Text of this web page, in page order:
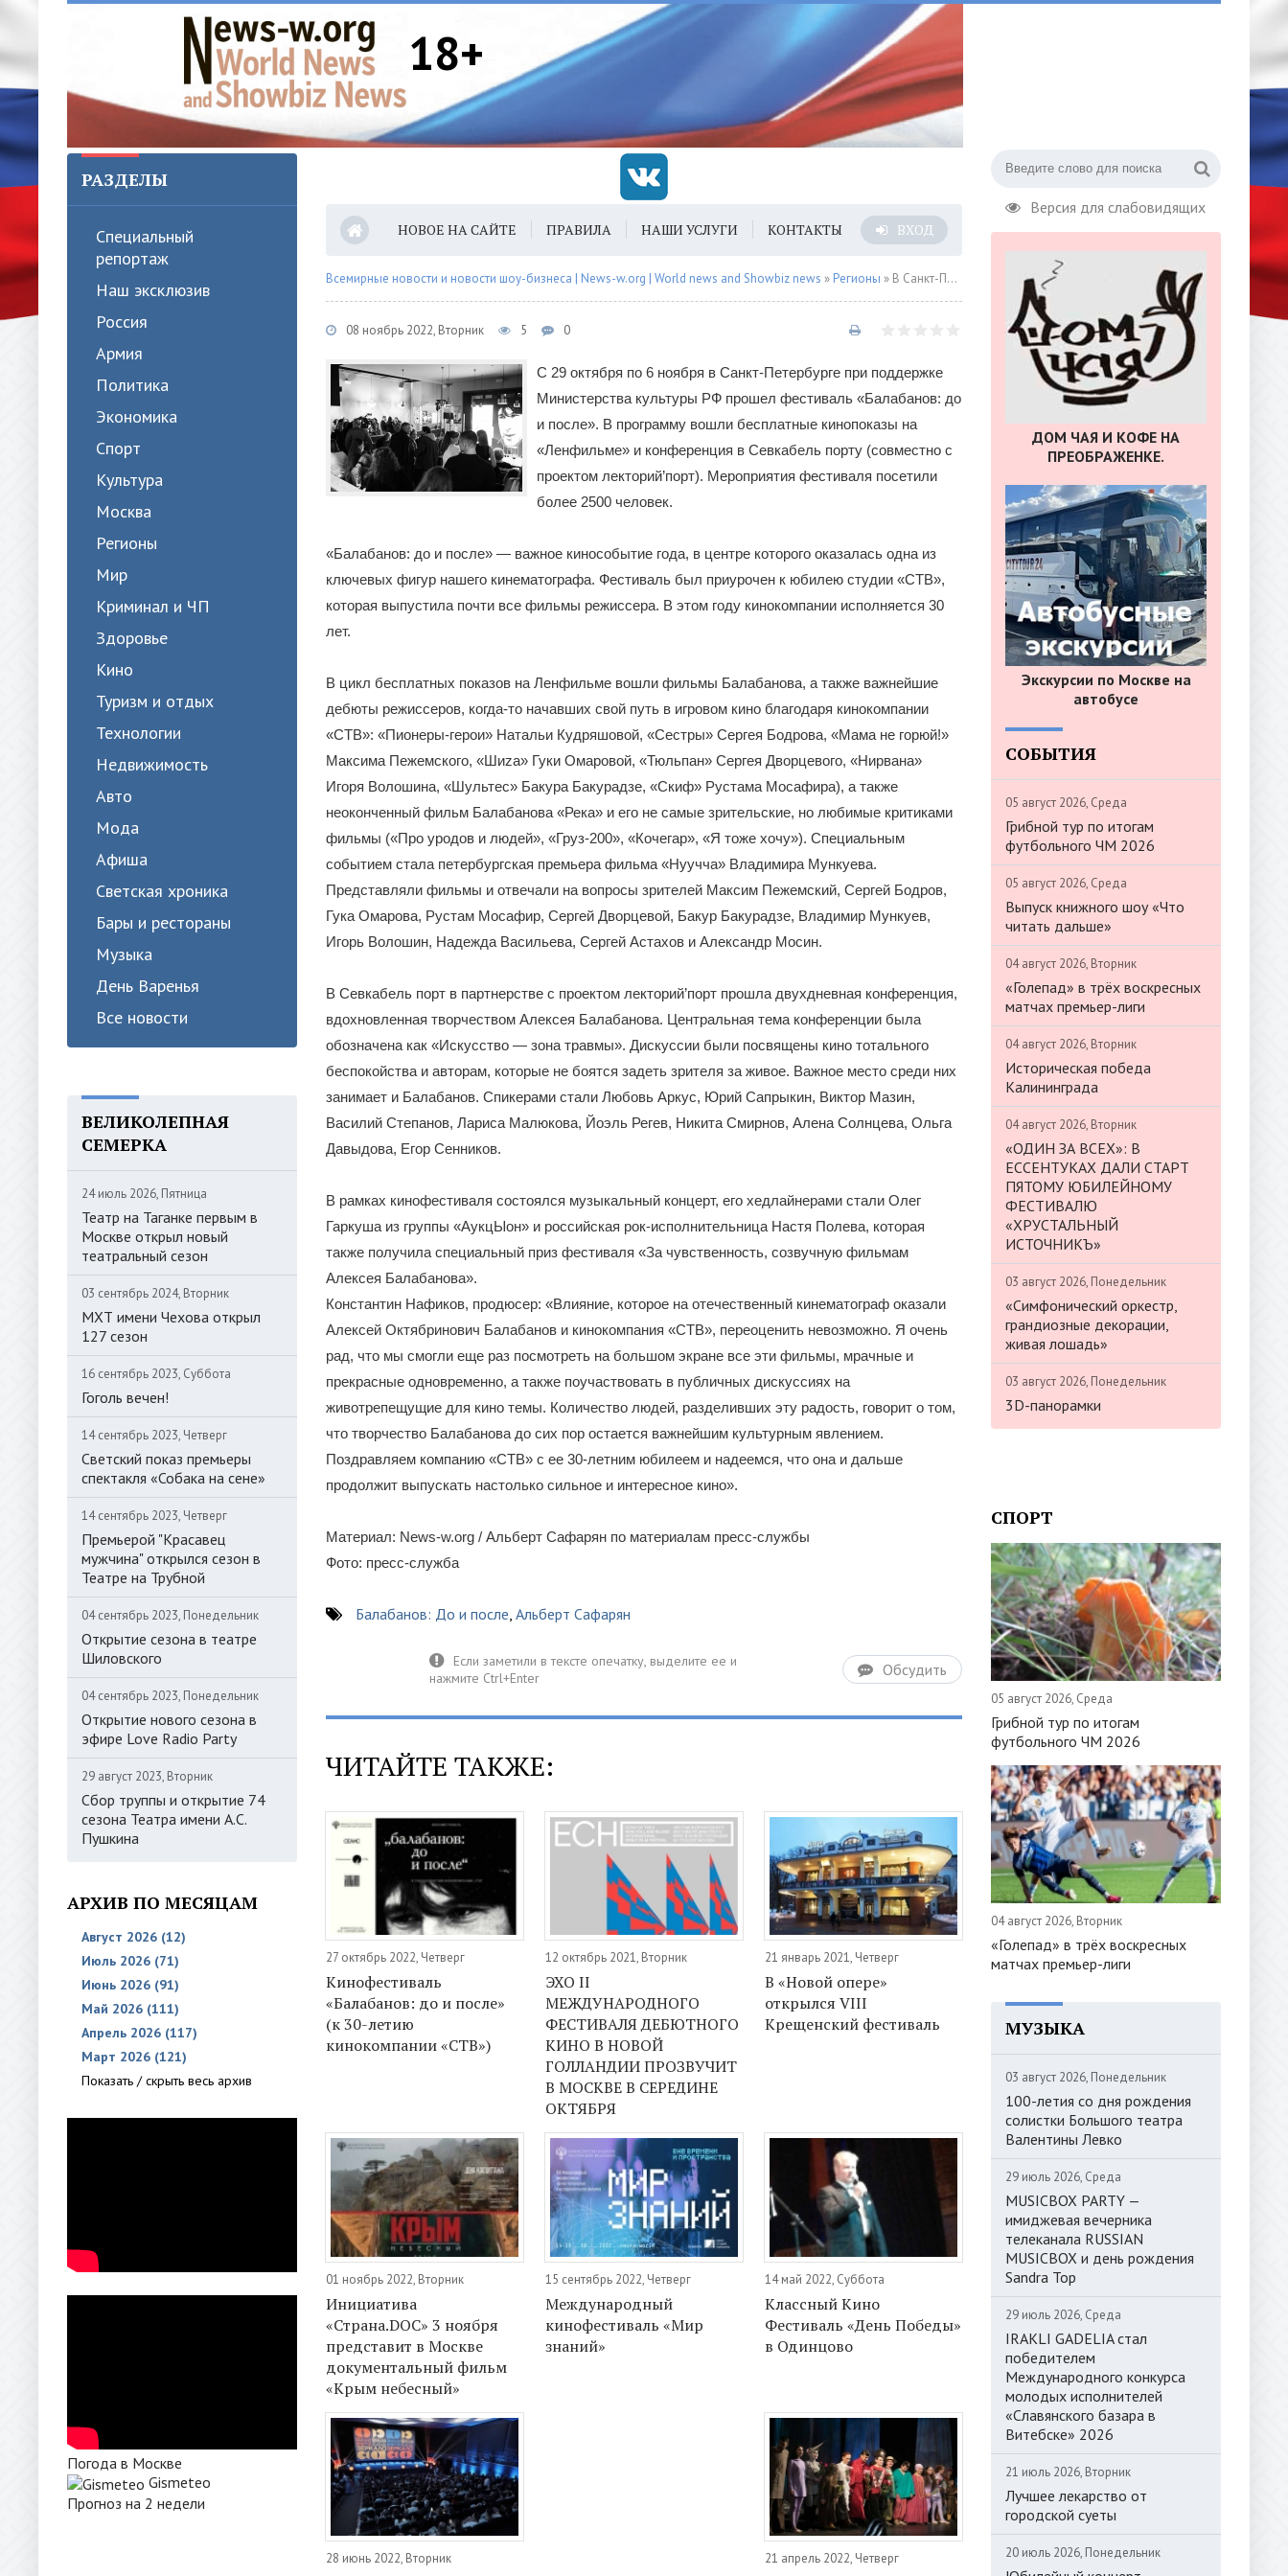
18+
Версия для слабовидящих
РАЗДЕЛЫ
Специальный
репортаж
Наш эксклюзив
Россия
Армия
Политика
Экономика
Спорт
Культура
Москва
Регионы
Мир
Криминал и ЧП
Здоровье
Кино
Туризм и отдых
Технологии
Недвижимость
Авто
Мода
Афиша
Светская хроника
Бары и рестораны
Музыка
День Варенья
Все новости
ВЕЛИКОЛЕПНАЯ
СЕМЕРКА
24 июль 2026, Пятница
Театр на Таганке первым в
Москве открыл новый
театральный сезон
03 сентябрь 2024, Вторник
МХТ имени Чехова открыл
127 сезон
16 сентябрь 2023, Суббота
Гоголь вечен!
14 сентябрь 2023, Четверг
Светский показ премьеры
спектакля «Собака на сене»
14 сентябрь 2023, Четверг
Премьерой "Красавец
мужчина" открылся сезон в
Театре на Трубной
04 сентябрь 2023, Понедельник
Открытие сезона в театре
Шиловского
04 сентябрь 2023, Понедельник
Открытие нового сезона в
эфире Love Radio Party
29 август 2023, Вторник
Сбор труппы и открытие 74
сезона Театра имени А.С.
Пушкина
АРХИВ ПО МЕСЯЦАМ
Август 2026 (12)
Июль 2026 (71)
Июнь 2026 (91)
Май 2026 (111)
Апрель 2026 (117)
Март 2026 (121)
Показать / скрыть весь архив
Погода в Москве
Gismeteo
Прогноз на 2 недели
НОВОЕ НА САЙТЕ ПРАВИЛА НАШИ УСЛУГИ КОНТАКТЫ ВХОД
Всемирные новости и новости шоу-бизнеса | News-w.org | World news and Showbiz news » Регионы » В Санкт-Петербурге завершился кинофестиваль «Балабанов: До и после» (к 30-летию компании «СТВ»)
08 ноябрь 2022, Вторник 5 0
С 29 октября по 6 ноября в Санкт-Петербурге при поддержке
Министерства культуры РФ прошел фестиваль «Балабанов: до
и после». В программу вошли бесплатные кинопоказы на
«Ленфильме» и конференция в Севкабель порту (совместно с
проектом лекторий’порт). Мероприятия фестиваля посетили
более 2500 человек.
«Балабанов: до и после» — важное кинособытие года, в центре которого оказалась одна из
ключевых фигур нашего кинематографа. Фестиваль был приурочен к юбилею студии «СТВ»,
которая выпустила почти все фильмы режиссера. В этом году кинокомпании исполняется 30
лет.
В цикл бесплатных показов на Ленфильме вошли фильмы Балабанова, а также важнейшие
дебюты режиссеров, когда-то начавших свой путь в игровом кино благодаря кинокомпании
«СТВ»: «Пионеры-герои» Натальи Кудряшовой, «Сестры» Сергея Бодрова, «Мама не горюй!»
Максима Пежемского, «Шиza» Гуки Омаровой, «Тюльпан» Сергея Дворцевого, «Нирвана»
Игоря Волошина, «Шультес» Бакура Бакурадзе, «Скиф» Рустама Мосафира), а также
неоконченный фильм Балабанова «Река» и его не самые зрительские, но любимые критиками
фильмы («Про уродов и людей», «Груз-200», «Кочегар», «Я тоже хочу»). Специальным
событием стала петербургская премьера фильма «Нуучча» Владимира Мункуева.
Представляли фильмы и отвечали на вопросы зрителей Максим Пежемский, Сергей Бодров,
Гука Омарова, Рустам Мосафир, Сергей Дворцевой, Бакур Бакурадзе, Владимир Мункуев,
Игорь Волошин, Надежда Васильева, Сергей Астахов и Александр Мосин.
В Севкабель порт в партнерстве с проектом лекторий’порт прошла двухдневная конференция,
вдохновленная творчеством Алексея Балабанова. Центральная тема конференции была
обозначена как «Искусство — зона травмы». Дискуссии были посвящены кино тотального
беспокойства и авторам, которые не боятся задеть зрителя за живое. Важное место среди них
занимает и Балабанов. Спикерами стали Любовь Аркус, Юрий Сапрыкин, Виктор Мазин,
Василий Степанов, Лариса Малюкова, Йоэль Регев, Никита Смирнов, Алена Солнцева, Ольга
Давыдова, Егор Сенников.
В рамках кинофестиваля состоялся музыкальный концерт, его хедлайнерами стали Олег
Гаркуша из группы «АукцЫон» и российская рок-исполнительница Настя Полева, которая
также получила специальный приз фестиваля «За чувственность, созвучную фильмам
Алексея Балабанова».
Константин Нафиков, продюсер: «Влияние, которое на отечественный кинематограф оказали
Алексей Октябринович Балабанов и кинокомпания «СТВ», переоценить невозможно. Я очень
рад, что мы смогли еще раз посмотреть на большом экране все эти фильмы, мрачные и
прекрасные одновременно, а также поучаствовать в публичных дискуссиях на
животрепещущие для кино темы. Количество людей, разделивших эту радость, говорит о том,
что творчество Балабанова до сих пор остается важнейшим культурным явлением.
Поздравляем компанию «СТВ» с ее 30-летним юбилеем и надеемся, что она и дальше
продолжит выпускать настолько сильное и интересное кино».
Материал: News-w.org / Альберт Сафарян по материалам пресс-службы
Фото: пресс-служба
Балабанов: До и после, Альберт Сафарян
Обсудить
ЧИТАЙТЕ ТАКЖЕ:
27 октябрь 2022, Четверг
Кинофестиваль
«Балабанов: до и после»
(к 30-летию
кинокомпании «СТВ»)
12 октябрь 2021, Вторник
ЭХО II
МЕЖДУНАРОДНОГО
ФЕСТИВАЛЯ ДЕБЮТНОГО
КИНО В НОВОЙ
ГОЛЛАНДИИ ПРОЗВУЧИТ
В МОСКВЕ В СЕРЕДИНЕ
ОКТЯБРЯ
21 январь 2021, Четверг
В «Новой опере»
открылся VIII
Крещенский фестиваль
01 ноябрь 2022, Вторник
Инициатива
«Страна.DOC» 3 ноября
представит в Москве
документальный фильм
«Крым небесный»
15 сентябрь 2022, Четверг
Международный
кинофестиваль «Мир
знаний»
14 май 2022, Суббота
Классный Кино
Фестиваль «День Победы»
в Одинцово
28 июнь 2022, Вторник 21 апрель 2022, Четверг
ДОМ ЧАЯ И КОФЕ НА
ПРЕОБРАЖЕНКЕ.
Экскурсии по Москве на
автобусе
СОБЫТИЯ
05 август 2026, Среда
Грибной тур по итогам
футбольного ЧМ 2026
05 август 2026, Среда
Выпуск книжного шоу «Что
читать дальше»
04 август 2026, Вторник
«Голепад» в трёх воскресных
матчах премьер-лиги
04 август 2026, Вторник
Историческая победа
Калининграда
04 август 2026, Вторник
«ОДИН ЗА ВСЕХ»: В
ЕССЕНТУКАХ ДАЛИ СТАРТ
ПЯТОМУ ЮБИЛЕЙНОМУ
ФЕСТИВАЛЮ
«ХРУСТАЛЬНЫЙ
ИСТОЧНИКЪ»
03 август 2026, Понедельник
«Симфонический оркестр,
грандиозные декорации,
живая лошадь»
03 август 2026, Понедельник
3D-панорамки
СПОРТ
05 август 2026, Среда
Грибной тур по итогам
футбольного ЧМ 2026
04 август 2026, Вторник
«Голепад» в трёх воскресных
матчах премьер-лиги
МУЗЫКА
03 август 2026, Понедельник
100-летия со дня рождения
солистки Большого театра
Валентины Левко
29 июль 2026, Среда
MUSICBOX PARTY —
имиджевая вечерника
телеканала RUSSIAN
MUSICBOX и день рождения
Sandra Top
29 июль 2026, Среда
IRAKLI GADELIA стал
победителем
Международного конкурса
молодых исполнителей
«Славянского базара в
Витебске» 2026
21 июль 2026, Вторник
Лучшее лекарство от
городской суеты
20 июль 2026, Понедельник